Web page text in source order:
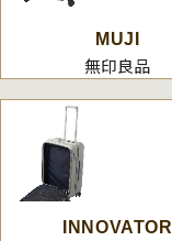
MUJI
無印良品
INNOVATOR